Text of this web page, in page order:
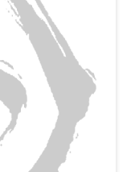
진 몸과 마음을 깨워보